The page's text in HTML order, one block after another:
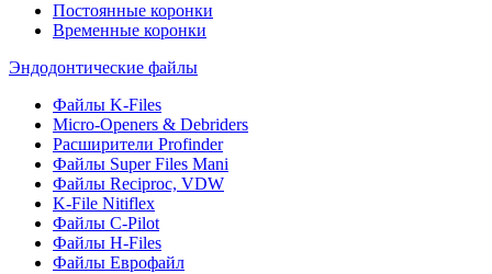
Постоянные коронки
Временные коронки
Эндодонтические файлы
Файлы K-Files
Micro-Openers & Debriders
Расширители Profinder
Файлы Super Files Mani
Файлы Reciproc, VDW
K-File Nitiflex
Файлы C-Pilot
Файлы H-Files
Файлы Еврофайл